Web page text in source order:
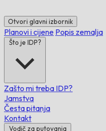
Otvori glavni izbornik
Planovi i cijene Popis zemalja
Što je IDP?
Zašto mi treba IDP?
Jamstva
Česta pitanja
Kontakt
Vodič za putovanja